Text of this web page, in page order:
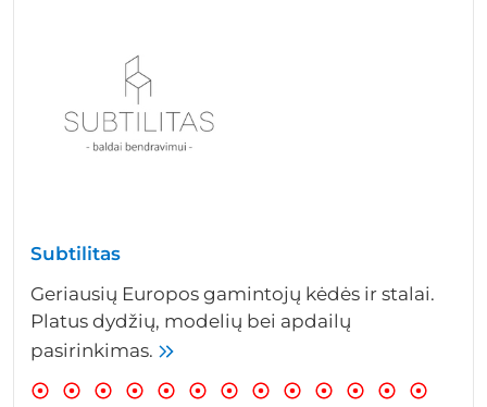
Subtilitas
Geriausių Europos gamintojų kėdės ir stalai.
Platus dydžių, modelių bei apdailų
pasirinkimas.